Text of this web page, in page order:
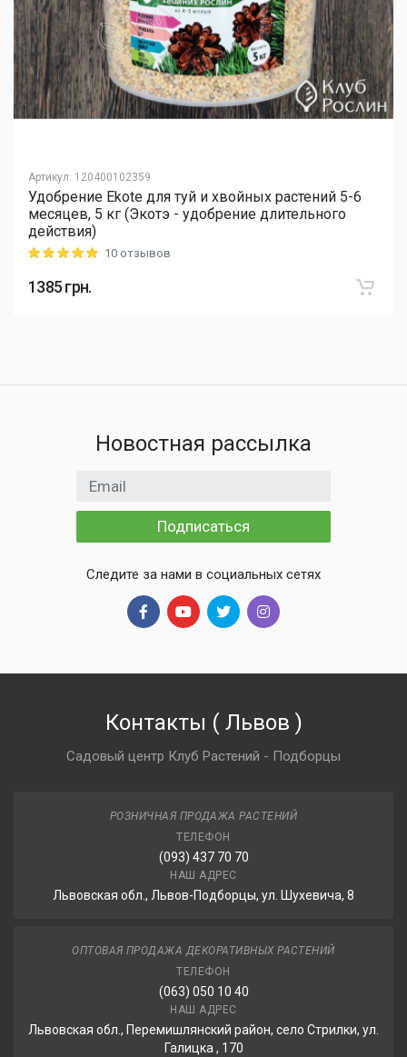
Артикул: 120400102359
Удобрение Ekote для туй и хвойных растений 5-6
месяцев, 5 кг (Экотэ - удобрение длительного
действия)
Rating: 5 out of 510 отзывов
1385грн.
Новостная рассылка
Email адрес
Подписаться
Следите за нами в социальных сетях
Контакты ( Львов )
Садовый центр Клуб Растений - Подборцы
РОЗНИЧНАЯ ПРОДАЖА РАСТЕНИЙ
ТЕЛЕФОН
(093) 437 70 70
НАШ АДРЕС
Львовская обл., Львов-Подборцы, ул. Шухевича, 8
ОПТОВАЯ ПРОДАЖА ДЕКОРАТИВНЫХ РАСТЕНИЙ
ТЕЛЕФОН
(063) 050 10 40
НАШ АДРЕС
Львовская обл., Перемишлянский район, село Стрилки, ул.
Галицка , 170